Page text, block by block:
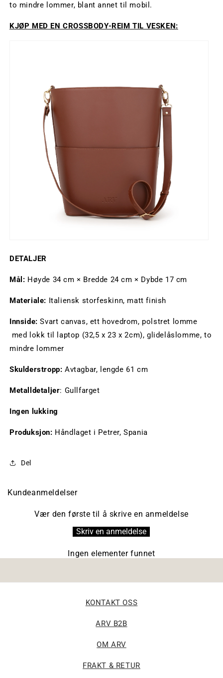
to mindre lommer, blant annet til mobil.
KJØP MED EN CROSSBODY-REIM TIL VESKEN :
DETALJER
Mål: Høyde 34 cm × Bredde 24 cm × Dybde 17 cm
Materiale: Italiensk storfeskinn, matt finish
Innside: Svart canvas, ett hovedrom, polstret lomme
med lokk til laptop (32,5 x 23 x 2cm), glidelåslomme, to
mindre lommer
Skulderstropp: Avtagbar, lengde 61 cm
Metalldetaljer: Gullfarget
Ingen lukking
Produksjon: Håndlaget i Petrer, Spania
Del
Kundeanmeldelser
Vær den første til å skrive en anmeldelse
Skriv en anmeldelse
Ingen elementer funnet
KONTAKT OSS
ARV B2B
OM ARV
FRAKT & RETUR